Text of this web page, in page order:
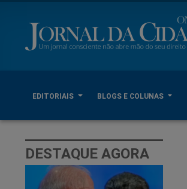
EDITORIAIS BLOGS E COLUNAS
DESTAQUE AGORA